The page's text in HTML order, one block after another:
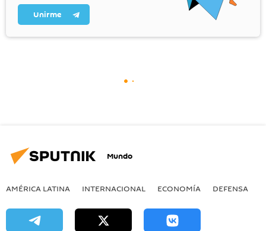
Unirme
Mundo
AMÉRICA LATINA INTERNACIONAL ECONOMÍA DEFENSA